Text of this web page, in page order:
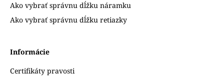
Ako vybrať správnu dĺžku náramku
Ako vybrať správnu dĺžku retiazky
Informácie
Certifikáty pravosti